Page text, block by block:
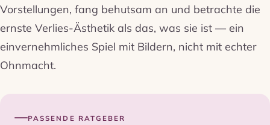
Vorstellungen, fang behutsam an und betrachte die
ernste Verlies-Ästhetik als das, was sie ist — ein
einvernehmliches Spiel mit Bildern, nicht mit echter
Ohnmacht.
PASSENDE RATGEBER